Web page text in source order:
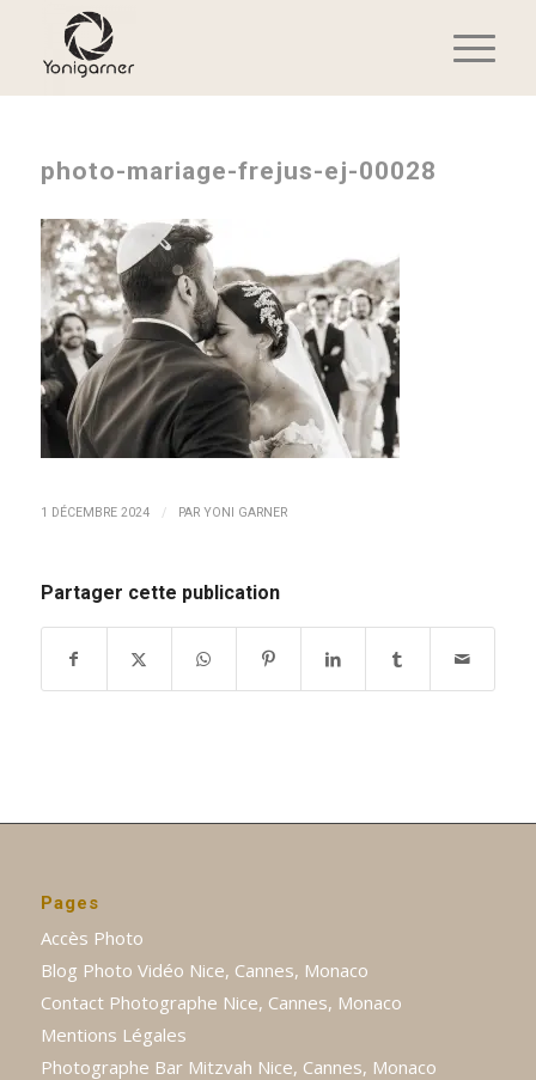
photo-mariage-frejus-ej-00028
1 DÉCEMBRE 2024 / PAR YONI GARNER
Partager cette publication
Pages
Accès Photo
Blog Photo Vidéo Nice, Cannes, Monaco
Contact Photographe Nice, Cannes, Monaco
Mentions Légales
Photographe Bar Mitzvah Nice, Cannes, Monaco